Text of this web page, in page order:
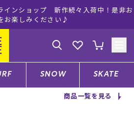
インショップ 新作続々入荷中！是非お
お楽しみください♪
会員登録
SNOW SKATE
商品一覧を見る